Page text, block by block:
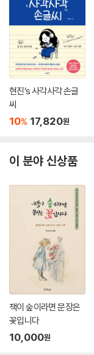
현진’s 사각사각 손글
씨
10% 17,820원
이 분야 신상품
책이 숲이라면 문장은
꽃입니다
10,000원